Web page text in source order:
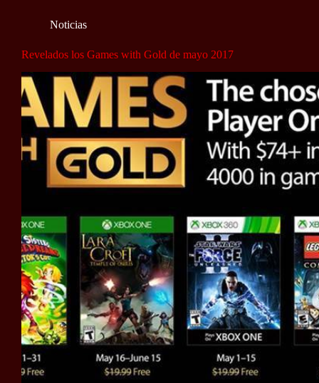
Noticias
Revelados los Games with Gold de mayo 2017